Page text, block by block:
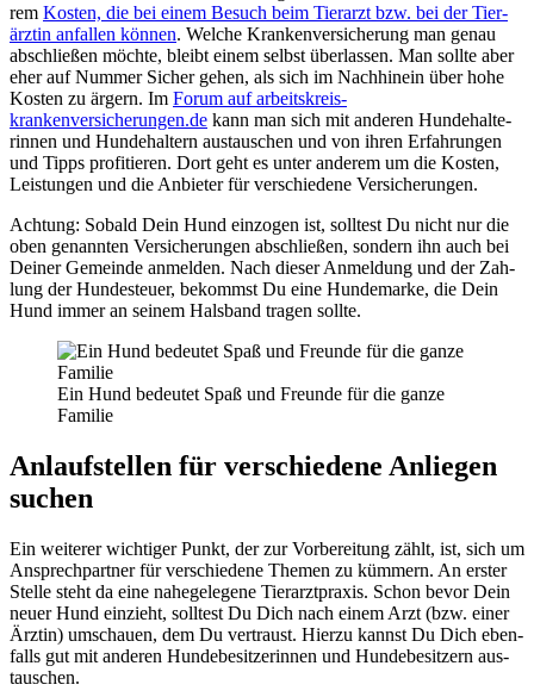
rem Kos­ten, die bei einem Besuch beim Tier­arzt bzw. bei der Tier­
ärz­tin anfal­len kön­nen. Wel­che Kran­ken­ver­si­che­rung man genau
abschlie­ßen möch­te, bleibt einem selbst über­las­sen. Man soll­te aber
eher auf Num­mer Sicher gehen, als sich im Nach­hin­ein über hohe
Kos­ten zu ärgern. Im Forum auf arbeitskreis-
krankenversicherungen.de kann man sich mit ande­ren Hun­de­hal­te­
rin­nen und Hun­de­hal­tern aus­tau­schen und von ihren Erfah­run­gen
und Tipps pro­fi­tie­ren. Dort geht es unter ande­rem um die Kos­ten,
Leis­tun­gen und die Anbie­ter für ver­schie­de­ne Ver­si­che­run­gen.
Ach­tung: Sobald Dein Hund ein­zo­gen ist, soll­test Du nicht nur die
oben genann­ten Ver­si­che­run­gen abschlie­ßen, son­dern ihn auch bei
Dei­ner Gemein­de anmel­den. Nach die­ser Anmel­dung und der Zah­
lung der Hun­de­steu­er, bekommst Du eine Hun­de­mar­ke, die Dein
Hund immer an sei­nem Hals­band tra­gen soll­te.
Ein Hund bedeu­tet Spaß und Freun­de für die gan­ze
Fami­lie
Anlauf­stel­len für ver­schie­de­ne Anlie­gen
suchen
Ein wei­te­rer wich­ti­ger Punkt, der zur Vor­be­rei­tung zählt, ist, sich um
Ansprech­part­ner für ver­schie­de­ne The­men zu küm­mern. An ers­ter
Stel­le steht da eine nahe­ge­le­ge­ne Tier­arzt­pra­xis. Schon bevor Dein
neu­er Hund ein­zieht, soll­test Du Dich nach einem Arzt (bzw. einer
Ärz­tin) umschau­en, dem Du ver­traust. Hier­zu kannst Du Dich eben­
falls gut mit ande­ren Hun­de­be­sit­ze­rin­nen und Hun­de­be­sit­zern aus­
tau­schen.